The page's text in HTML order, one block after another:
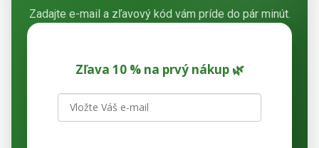
Zadajte e-mail a zľavový kód vám príde do pár minút.
Zľava 10 % na prvý nákup 🌿